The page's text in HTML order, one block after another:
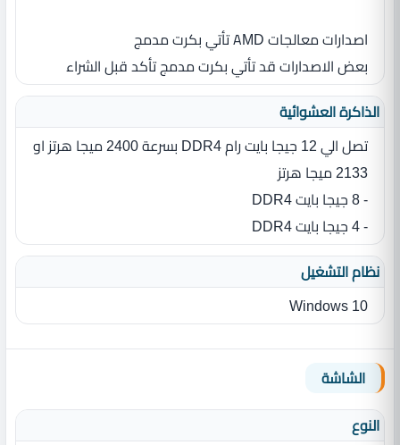
اصدارات معالجات AMD تأتي بكرت مدمج
بعض الاصدارات قد تأتي بكرت مدمج تأكد قبل الشراء
الذاكرة العشوائية
تصل الي 12 جيجا بايت رام DDR4 بسرعة 2400 ميجا هرتز او
2133 ميجا هرتز
- 8 جيجا بايت DDR4
- 4 جيجا بايت DDR4
نظام التشغيل
Windows 10
الشاشة
النوع